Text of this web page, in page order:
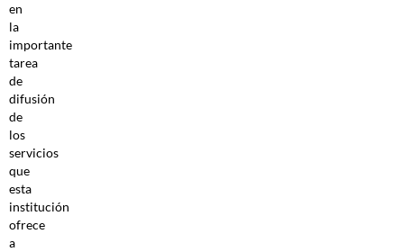
en
la
importante
tarea
de
difusión
de
los
servicios
que
esta
institución
ofrece
a